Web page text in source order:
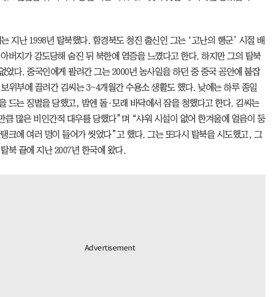
지난 1998년 탈북했다. 함경북도 청진 출신인 그는 ‘고난의 행군’ 시절 배
버지가 강도당해 숨진 뒤 북한에 염증을 느꼈다고 한다. 하지만 그의 탈북
었다. 중국인에게 팔려간 그는 2000년 농사일을 하던 중 중국 공안에 붙잡
위부에 끌려간 김씨는 3~4개월간 수용소 생활도 했다. 낮에는 하루 종일
드는 징벌을 당했고, 밤엔 돌·모래 바닥에서 잠을 청했다고 한다. 김씨는
큼 많은 비인간적 대우를 당했다”며 “샤워 시설이 없어 한겨울에 얼음이 둥
크에 여러 명이 들어가 씻었다”고 했다. 그는 또다시 탈북을 시도했고, 그
북 끝에 지난 2007년 한국에 왔다.